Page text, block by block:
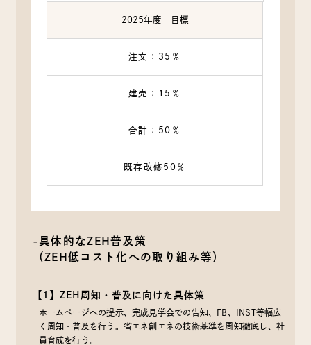
2025年度 目標
注文：35％
建売：15％
合計：50％
既存改修50％
-具体的なZEH普及策
（ZEH低コスト化への取り組み等）
【1】ZEH周知・普及に向けた具体策
ホームページへの提示、完成見学会での告知、FB、INST等幅広
く周知・普及を行う。省エネ創エネの技術基準を周知徹底し、社
員育成を行う。